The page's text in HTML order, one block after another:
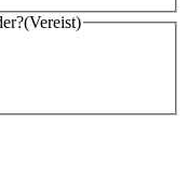
(Vereist)